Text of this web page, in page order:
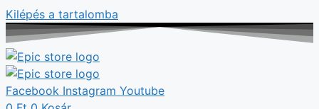
Kilépés a tartalomba
Facebook Instagram Youtube